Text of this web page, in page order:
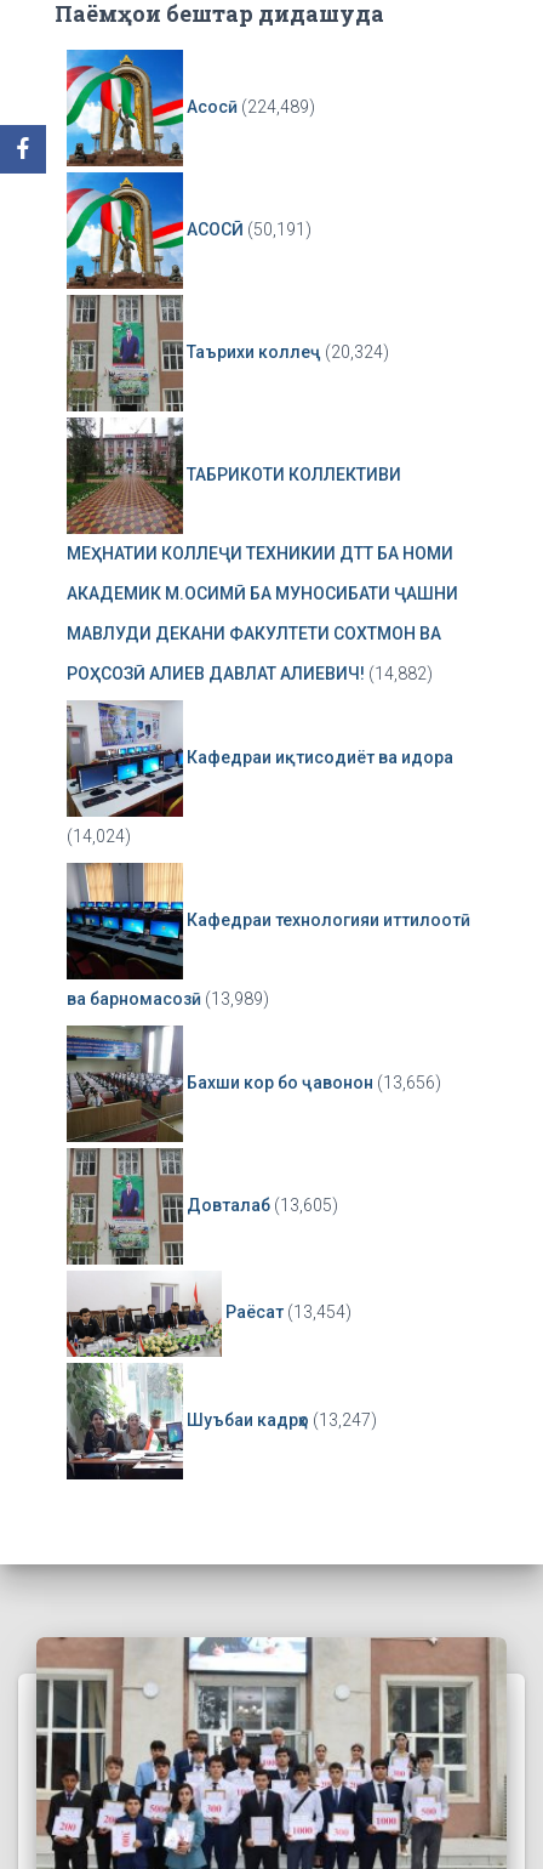
Паёмҳои бештар дидашуда
Асосӣ (224,489)
АСОСӢ (50,191)
Таърихи коллеҷ (20,324)
ТАБРИКОТИ КОЛЛЕКТИВИ
МЕҲНАТИИ КОЛЛЕҶИ ТЕХНИКИИ ДТТ БА НОМИ
АКАДЕМИК М.ОСИМӢ БА МУНОСИБАТИ ҶАШНИ
МАВЛУДИ ДЕКАНИ ФАКУЛТЕТИ СОХТМОН ВА
РОҲСОЗӢ АЛИЕВ ДАВЛАТ АЛИЕВИЧ! (14,882)
Кафедраи иқтисодиёт ва идора
(14,024)
Кафедраи технологияи иттилоотӣ
ва барномасозӣ (13,989)
Бахши кор бо ҷавонон (13,656)
Довталаб (13,605)
Раёсат (13,454)
Шуъбаи кадрҳо (13,247)